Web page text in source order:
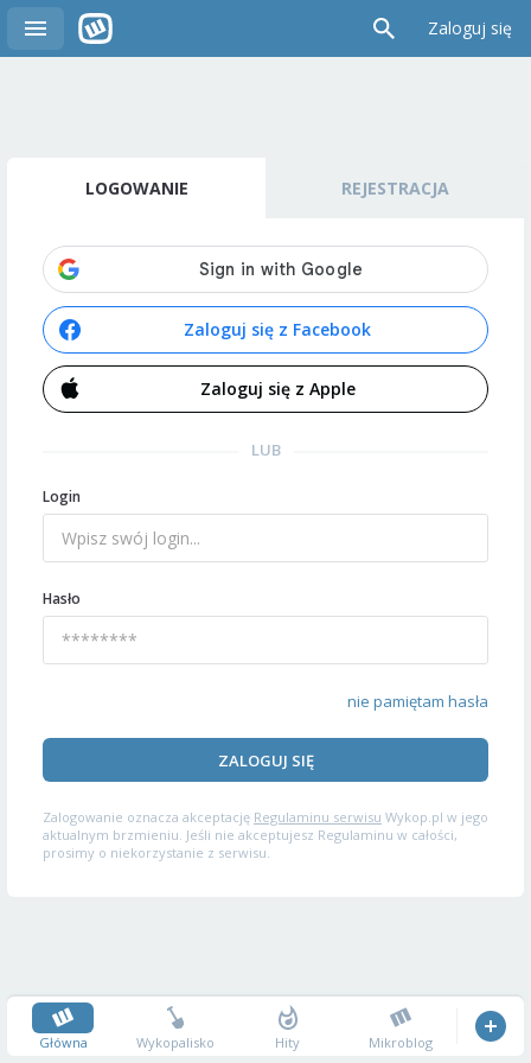
Zaloguj się
LOGOWANIE REJESTRACJA
Zaloguj się z Facebook
Zaloguj się z Apple
LUB
Login
Hasło
nie pamiętam hasła
ZALOGUJ SIĘ
Zalogowanie oznacza akceptację Regulaminu serwisu Wykop.pl w jego
aktualnym brzmieniu. Jeśli nie akceptujesz Regulaminu w całości,
prosimy o niekorzystanie z serwisu.
Główna Wykopalisko Hity Mikroblog